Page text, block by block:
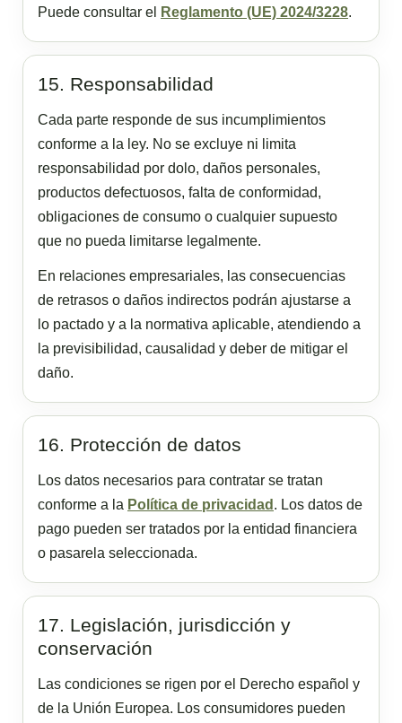
Puede consultar el Reglamento (UE) 2024/3228.
15. Responsabilidad
Cada parte responde de sus incumplimientos
conforme a la ley. No se excluye ni limita
responsabilidad por dolo, daños personales,
productos defectuosos, falta de conformidad,
obligaciones de consumo o cualquier supuesto
que no pueda limitarse legalmente.
En relaciones empresariales, las consecuencias
de retrasos o daños indirectos podrán ajustarse a
lo pactado y a la normativa aplicable, atendiendo a
la previsibilidad, causalidad y deber de mitigar el
daño.
16. Protección de datos
Los datos necesarios para contratar se tratan
conforme a la Política de privacidad . Los datos de
pago pueden ser tratados por la entidad financiera
o pasarela seleccionada.
17. Legislación, jurisdicción y
conservación
Las condiciones se rigen por el Derecho español y
de la Unión Europea. Los consumidores pueden